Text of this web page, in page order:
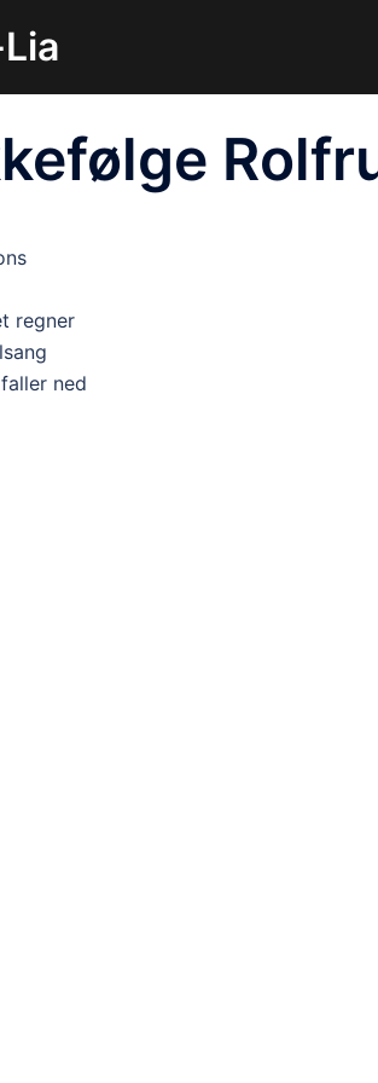
regner
ned